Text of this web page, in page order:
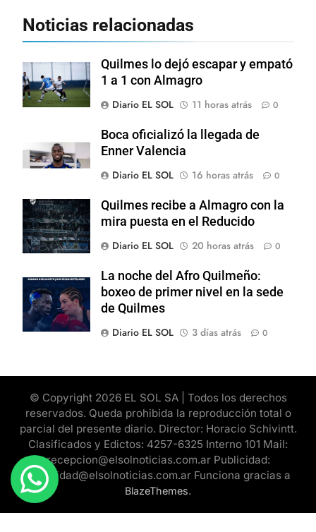
Noticias relacionadas
Quilmes lo dejó escapar y empató
1 a 1 con Almagro
Diario EL SOL
11 horas atrás 0
Boca oficializó la llegada de
Enner Valencia
Diario EL SOL
16 horas atrás 0
Quilmes recibe a Almagro con la
mira puesta en el Reducido
Diario EL SOL
20 horas atrás 0
La noche del Afro Quilmeño:
boxeo de primer nivel en la sede
de Quilmes
Diario EL SOL
3 días atrás 0
© Copyright 2026 EL SOL SA | Todos los derechos
reservados. Queda prohibida la reproducción total o
parcial del presente diario. Director: Horacio Schivintt.
Clasificados y Edictos: 4257-6325 Interno 101 Mail:
recepcion@elsolnoticias.com.ar Publicidad:
publicidad@elsolnoticias.com.ar Funciona gracias a
BlazeThemes.